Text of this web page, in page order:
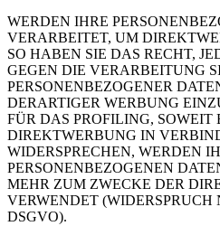
WERDEN IHRE
VERARBEITET, UM
SO HABEN SIE DAS RECHT,
GEGEN DIE VERARBEITUNG
PERSONENBEZOGENER
DERARTIGER WERBUNG
FÜR DAS PROFILING, SOWEIT
DIREKTWERBUNG IN
WIDERSPRECHEN, WERDEN
PERSONENBEZOGENEN
MEHR ZUM ZWECKE DER
VERWENDET (WIDERSPRUCH
DSGVO).